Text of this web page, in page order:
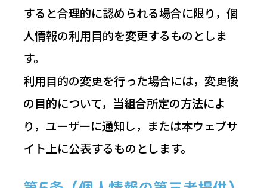
すると合理的に認められる場合に限り，個
人情報の利用目的を変更するものとしま
す。
利用目的の変更を行った場合には，変更後
の目的について，当組合所定の方法によ
り，ユーザーに通知し，または本ウェブサ
イト上に公表するものとします。